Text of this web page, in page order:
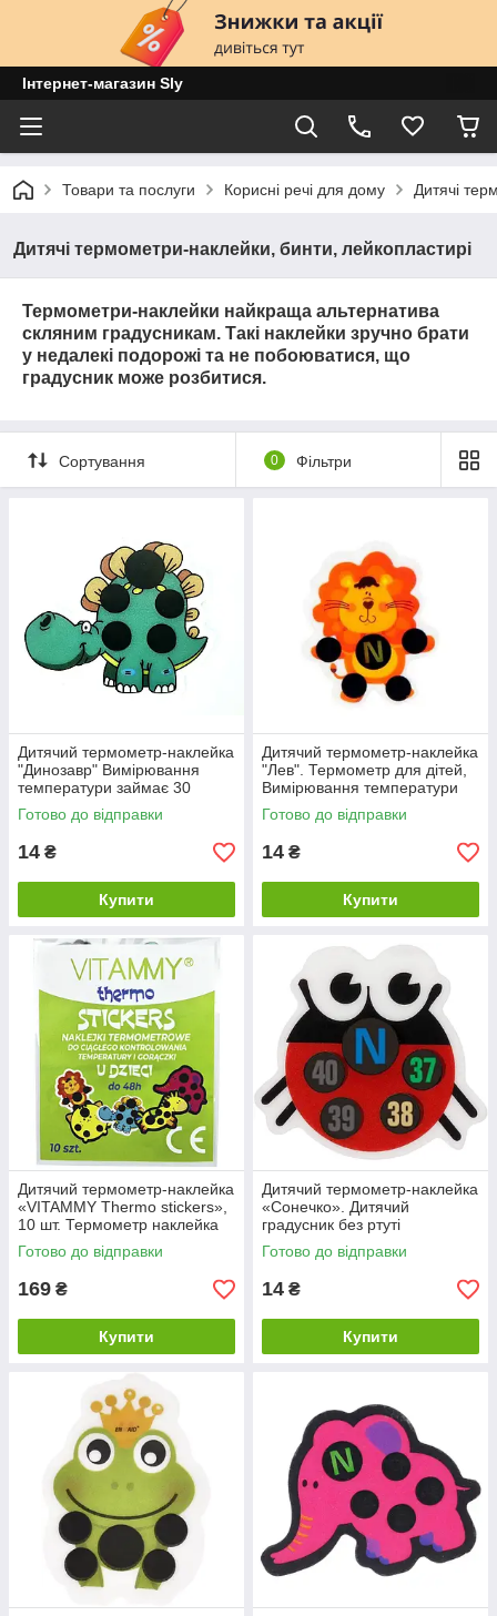
Інтернет-магазин Sly
Товари та послуги Корисні речі для дому Дитячі
Дитячі термометри-наклейки, бинти, лейкопластирі
Термометри-наклейки найкраща альтернатива
скляним градусникам. Такі наклейки зручно брати
у недалекі подорожі та не побоюватися, що
градусник може розбитися.
Сортування 0 Фільтри
Дитячий термометр-наклейка
"Динозавр" Вимірювання
температури займає 30
секунд
Готово до відправки
14 ₴
Купити
Дитячий термометр-наклейка
"Лев". Термометр для дітей,
Вимірювання температури
займає 30 секунд
Готово до відправки
14 ₴
Купити
Дитячий термометр-наклейка
«VITAMMY Thermo stickers»,
10 шт. Термометр наклейка
для дітей.
Готово до відправки
169 ₴
Купити
Дитячий термометр-наклейка
«Сонечко». Дитячий
градусник без ртуті
Готово до відправки
14 ₴
Купити